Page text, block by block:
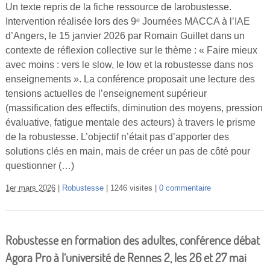
Un texte repris de la fiche ressource de larobustesse.
Intervention réalisée lors des 9ᵉ Journées MACCA à l’IAE
d’Angers, le 15 janvier 2026 par Romain Guillet dans un
contexte de réflexion collective sur le thème : « Faire mieux
avec moins : vers le slow, le low et la robustesse dans nos
enseignements ». La conférence proposait une lecture des
tensions actuelles de l’enseignement supérieur
(massification des effectifs, diminution des moyens, pression
évaluative, fatigue mentale des acteurs) à travers le prisme
de la robustesse. L’objectif n’était pas d’apporter des
solutions clés en main, mais de créer un pas de côté pour
questionner (…)
1er mars 2026 Robustesse 1246 visites 0 commentaire
Robustesse en formation des adultes, conférence débat
Agora Pro à l’université de Rennes 2, les 26 et 27 mai